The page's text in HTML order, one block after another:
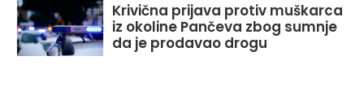
Krivična prijava protiv muškarca
iz okoline Pančeva zbog sumnje
da je prodavao drogu